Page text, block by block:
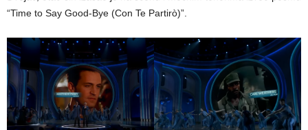
“Time to Say Good-Bye (Con Te Partirò)”.